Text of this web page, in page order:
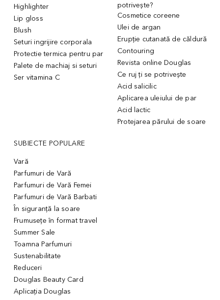
Highlighter
Lip gloss
Blush
Seturi ingrijire corporala
Protectie termica pentru par
Palete de machiaj si seturi
Ser vitamina C
potrivește?
Cosmetice coreene
Ulei de argan
Erupție cutanată de căldură
Contouring
Revista online Douglas
Ce ruj ți se potrivește
Acid salicilic
Aplicarea uleiului de par
Acid lactic
Protejarea părului de soare
SUBIECTE POPULARE
Vară
Parfumuri de Vară
Parfumuri de Vară Femei
Parfumuri de Vară Barbati
În siguranță la soare
Frumusețe în format travel
Summer Sale
Toamna Parfumuri
Sustenabilitate
Reduceri
Douglas Beauty Card
Aplicația Douglas